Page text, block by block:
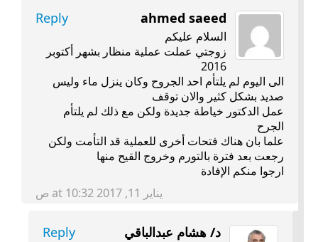
ahmed saeed
Reply
السلام عليكم
زوجتي عملت عملية منظار بشهر أكتوبر
2016
الى اليوم لم يلتأم احد الجروح وكان ينزل ماء وليس
صديد بشكل كثير والان توقف
عمل الدكتور خياطة جديدة ولكن مع ذلك لم يلتأم
الجرح
علما بان هناك فتحات أخرى للعملية قد التأمت ولكن
رجعت بعد فترة بالتورم وخروج القيح منها
ارجوا منكم الإفادة
يناير 11, 2017 at 10:32 ص
د/ هشام عبدالباقي Reply